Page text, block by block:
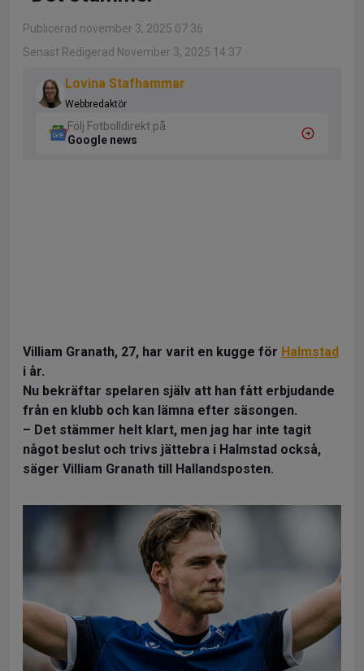
Publicerad november 3, 2025 07:36
Senast Redigerad November 3, 2025 14:37
Lovina Stafhammar
Webbredaktör
Följ Fotbolldirekt på
Google news
Villiam Granath, 27, har varit en kugge för Halmstad
i år.
Nu bekräftar spelaren själv att han fått erbjudande
från en klubb och kan lämna efter säsongen.
– Det stämmer helt klart, men jag har inte tagit
något beslut och trivs jättebra i Halmstad också,
säger Villiam Granath till Hallandsposten.